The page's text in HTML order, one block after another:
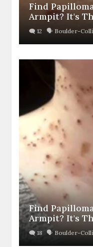
Find
Armpit? It's
Find
Armpit? It's